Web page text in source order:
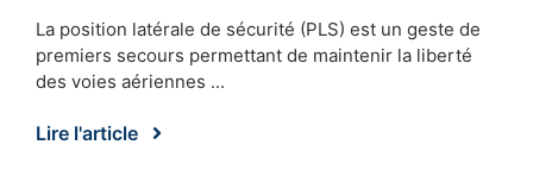
La position latérale de sécurité (PLS) est un geste de
premiers secours permettant de maintenir la liberté
des voies aériennes ...
Lire l'article